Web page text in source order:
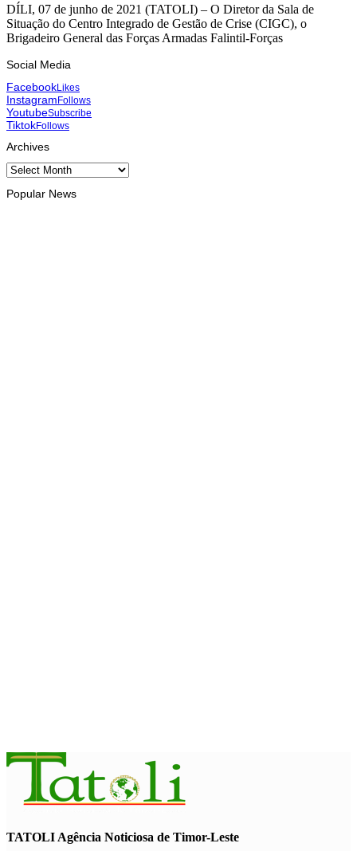
DÍLI, 07 de junho de 2021 (TATOLI) – O Diretor da Sala de
Situação do Centro Integrado de Gestão de Crise (CIGC), o
Brigadeiro General das Forças Armadas Falintil-Forças
Social Media
FacebookLikes
InstagramFollows
YoutubeSubscribe
TiktokFollows
Archives
Archives
Popular News
TATOLI Agência Noticiosa de Timor-Leste